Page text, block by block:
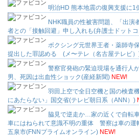
明治HD 熊本地震の復興支援に1
NHK職員の性被害問題、「出
者との「接触回避」申し入れも(弁護士ドット
ボクシング元世界王者・薬師寺
提出した罪認める (メ〜テレ（名古屋テレビ
警察官発砲の緊迫現場を通行人
男、死因は出血性ショック(産経新聞) NEW!
羽田上空で全日空機と国の検査
にあたらない」国交省(テレビ朝日系（ANN）)
脇見で逆走か…家の近くで自転
車にはねられて意識不明の重体 警察は車の運
五泉市(FNNプライムオンライン) NEW!